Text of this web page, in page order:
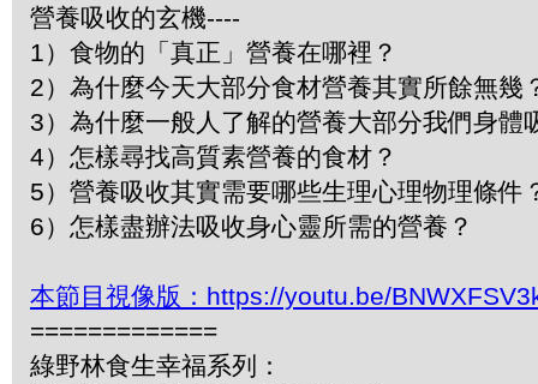
營養吸收的玄機----
1）食物的「真正」營養在哪裡？
2）為什麼今天大部分食材營養其實所餘無幾
3）為什麼一般人了解的營養大部分我們身體
4）怎樣尋找高質素營養的食材？
5）營養吸收其實需要哪些生理心理物理條件
6）怎樣盡辦法吸收身心靈所需的營養？
本節目視像版：https://youtu.be/
=============
綠野林食生幸福系列：